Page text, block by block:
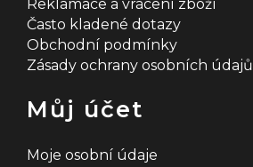
Reklamace a vrácení zboží
Často kladené dotazy
Obchodní podmínky
Zásady ochrany osobních údajů
Můj účet
Moje osobní údaje